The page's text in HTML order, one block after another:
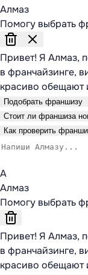
Алмаз
Помогу выбрать
Привет! Я Алмаз,
в франчайзинге,
красиво обещают
Подобрать франшизу
Стоит ли франшиза
Как проверить
А
Алмаз
Помогу выбрать
Привет! Я Алмаз,
в франчайзинге,
красиво обещают